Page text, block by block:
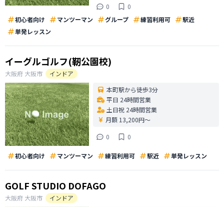
0
0
初心者向け
マンツーマン グループ 練習利用可
駅近
単発レッスン
イーグルゴルフ(靭公園校)
大阪府 大阪市
インドア
本町駅から徒歩3分
平日 24時間営業
土日祝 24時間営業
月額 13,200円〜
0
0
初心者向け マンツーマン 練習利用可 駅近 単発レッスン
GOLF STUDIO DOFAGO
大阪府 大阪市
インドア